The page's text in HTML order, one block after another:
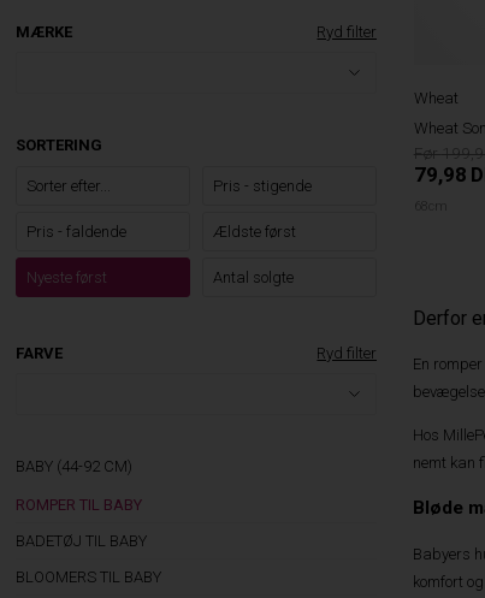
MÆRKE Ryd filter
SORTERING
Sorter efter... Pris - stigende
Pris - faldende Ældste først
Nyeste først Antal solgte
FARVE Ryd filter
BABY (44-92 CM)
ROMPER TIL BABY
BADETØJ TIL BABY
BLOOMERS TIL BABY
Wheat
Wheat
79,98
68cm
Derfor
En
Hos
nemt kan
Bløde
Babyers
komfort